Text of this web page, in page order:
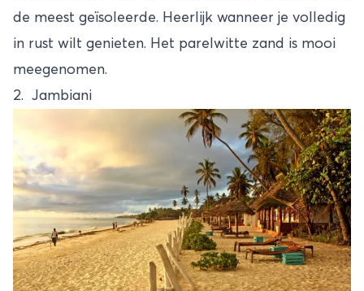
de meest geïsoleerde. Heerlijk wanneer je volledig
in rust wilt genieten. Het parelwitte zand is mooi
meegenomen.
2. Jambiani